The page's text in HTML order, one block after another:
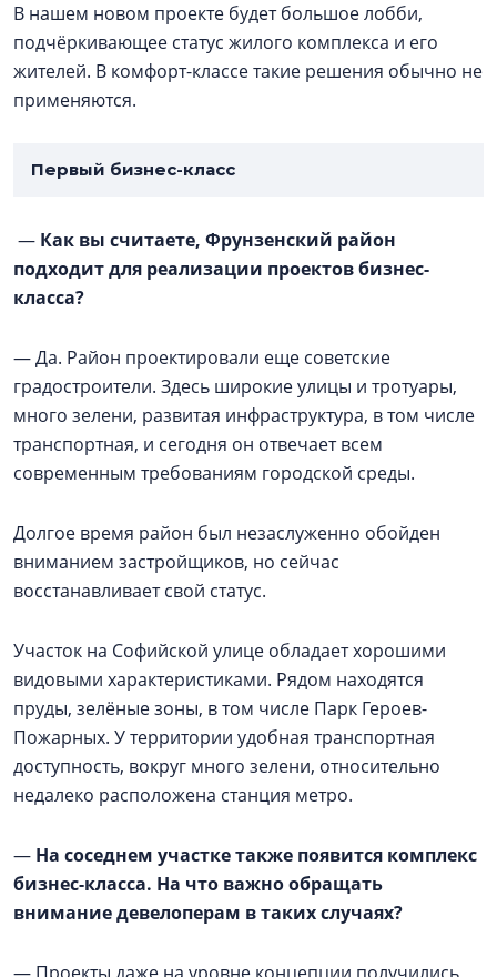
В нашем новом проекте будет большое лобби,
подчёркивающее статус жилого комплекса и его
жителей. В комфорт-классе такие решения обычно не
применяются.
Первый бизнес-класс
— Как вы считаете, Фрунзенский район
подходит для реализации проектов бизнес-
класса?
— Да. Район проектировали еще советские
градостроители. Здесь широкие улицы и тротуары,
много зелени, развитая инфраструктура, в том числе
транспортная, и сегодня он отвечает всем
современным требованиям городской среды.
Долгое время район был незаслуженно обойден
вниманием застройщиков, но сейчас
восстанавливает свой статус.
Участок на Софийской улице обладает хорошими
видовыми характеристиками. Рядом находятся
пруды, зелёные зоны, в том числе Парк Героев-
Пожарных. У территории удобная транспортная
доступность, вокруг много зелени, относительно
недалеко расположена станция метро.
— На соседнем участке также появится комплекс
бизнес-класса. На что важно обращать
внимание девелоперам в таких случаях?